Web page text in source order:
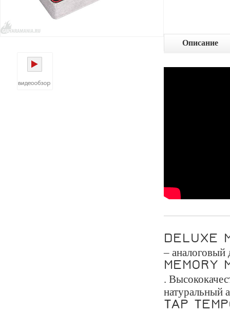
Описание
DELUXE
– аналоговый
MEMORY
.
натуральный
TAP